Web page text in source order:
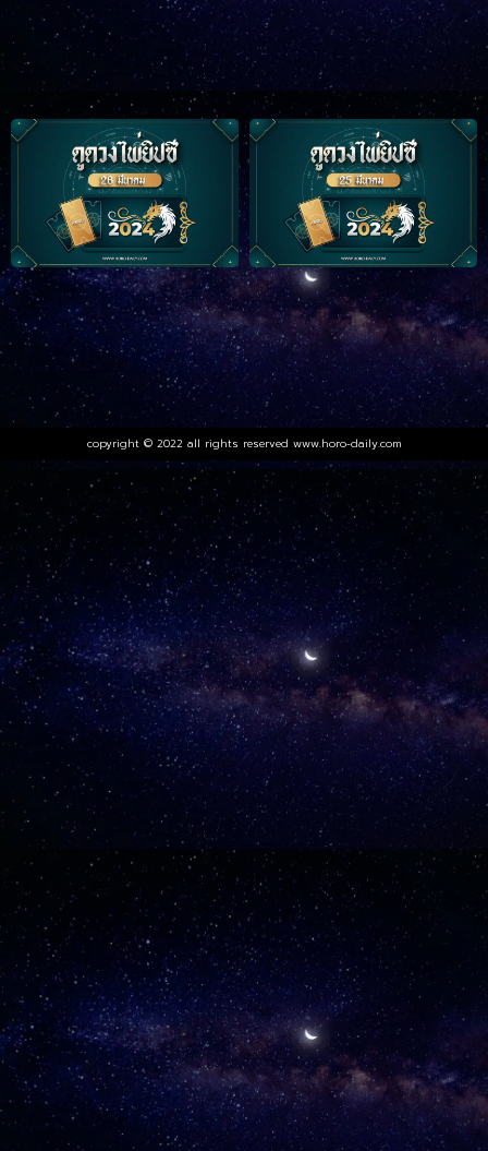
copyright © 2022 all rights reserved www.horo-daily.com